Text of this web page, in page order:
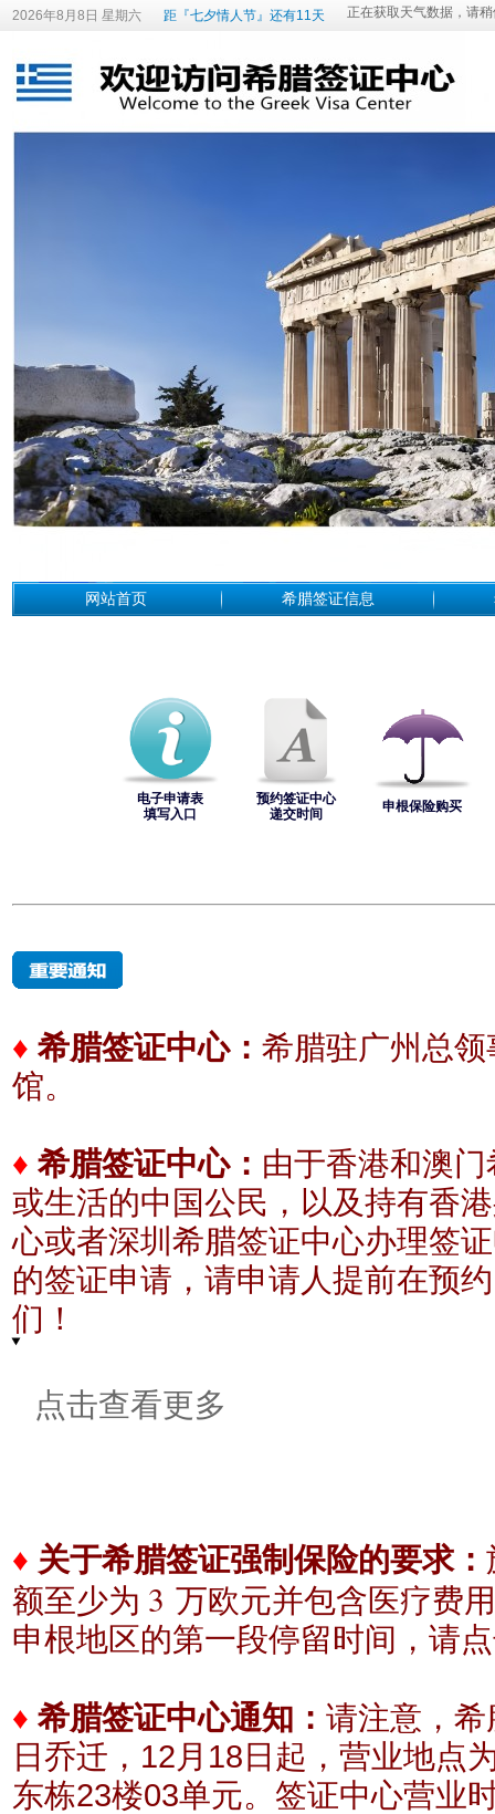
2026年8月8日 星期六 距『七夕情人节』还有11天
网站首页 希腊签证信息
电子申请表
填写入口
预约签证中心
递交时间
申根保险购买
♦ 希腊签证中心： 希腊驻广州总
馆。
♦ 希腊签证中心： 由于香港和澳
或生活的中国公民，以及持有香
心或者深圳希腊签证中心办理签
的签证申请，请申请人提前在预
们！
点击查看更多
♦ 关于希腊签证强制保险的要求：
额至少为 3 万欧元并包含医疗费
申根地区的第一段停留时间，请
♦ 希腊签证中心通知： 请注意，
日乔迁，12月18日起，营业地点
东栋23楼03单元。 签证中心营业